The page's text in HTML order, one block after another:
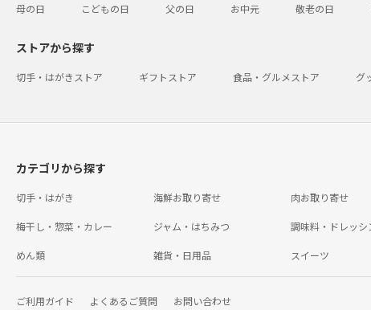
母の日 こどもの日 父の日 お中元 敬老の日
ストアから探す
切手・はがきストア ギフトストア 食品・グルメストア グ
カテゴリから探す
切手・はがき 海鮮お取り寄せ 肉お取り寄せ
梅干し・惣菜・カレー ジャム・はちみつ 調味料・ドレッシ
めん類 雑貨・日用品 スイーツ
ご利用ガイド よくあるご質問 お問い合わせ